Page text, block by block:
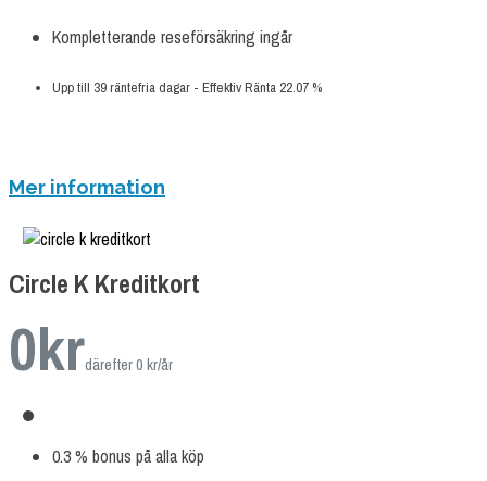
Kompletterande reseförsäkring ingår
Upp till 39 räntefria dagar - Effektiv Ränta 22.07 %
Mer information
Circle K Kreditkort
0krdärefter 0 kr/år
0.3 % bonus på alla köp